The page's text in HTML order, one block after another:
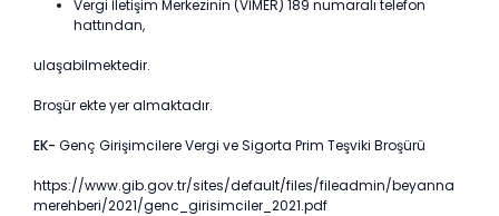
Vergi İletişim Merkezinin (VİMER) 189 numaralı telefon
hattından,
ulaşabilmektedir.
Broşür ekte yer almaktadır.
EK- Genç Girişimcilere Vergi ve Sigorta Prim Teşviki Broşürü
https://www.gib.gov.tr/sites/default/files/fileadmin/beyanna
merehberi/2021/genc_girisimciler_2021.pdf